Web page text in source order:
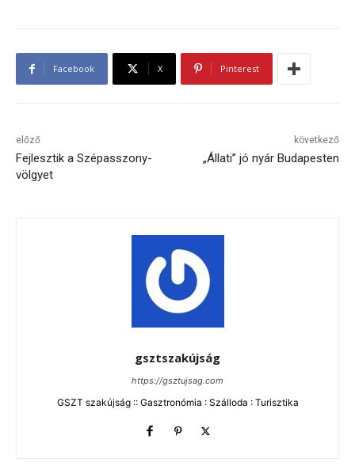
Facebook X Pinterest
előző
Fejlesztik a Szépasszony-
völgyet
következő
„Állati” jó nyár Budapesten
gsztszakújság
https://gsztujsag.com
GSZT szakújság :: Gasztronómia : Szálloda : Turisztika